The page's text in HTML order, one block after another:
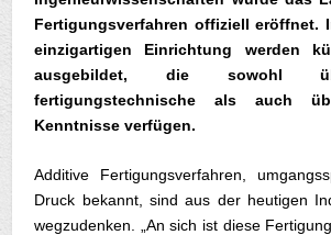
Fertigungsverfahren offiziell eröffnet.
einzigartigen Einrichtung werden
ausgebildet, die sowohl
fertigungstechnische als auch
Kenntnisse verfügen.
Additive Fertigungsverfahren,
Druck bekannt, sind aus der heutigen
wegzudenken. „An sich ist diese